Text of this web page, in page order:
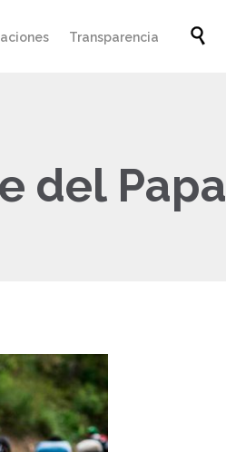
Skip
Transparencia 
del Papa